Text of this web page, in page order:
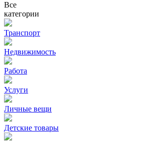
Все
категории
Транспорт
Недвижимость
Работа
Услуги
Личные вещи
Детские товары